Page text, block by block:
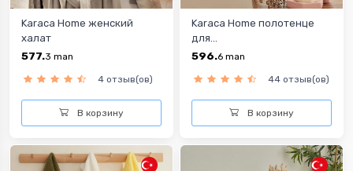
Karaca Home женский
халат
577.3 man
4 отзыв(ов)
В корзину
Karaca Home полотенце
для...
596.6 man
44 отзыв(ов)
В корзину